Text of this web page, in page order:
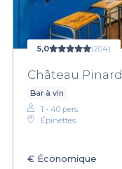
5,0 (204)
Château Pinard
Bar à vin
1 - 40 pers.
Épinettes
€ Économique